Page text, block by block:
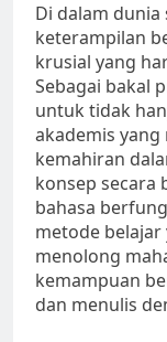
Di dalam
keterampilan
krusial yang
Sebagai bakal
untuk tidak
akademis
kemahiran
konsep secara
bahasa
metode
menolong
kemampuan
dan menulis